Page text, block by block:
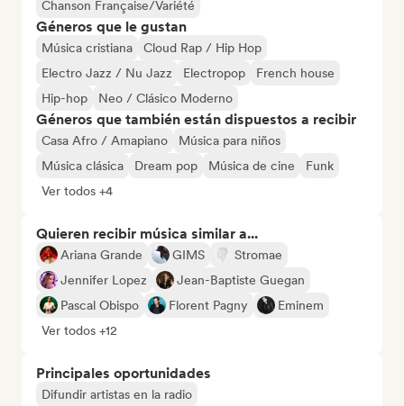
Chanson Française/Variété
Géneros que le gustan
Música cristiana
Cloud Rap / Hip Hop
Electro Jazz / Nu Jazz
Electropop
French house
Hip-hop
Neo / Clásico Moderno
Géneros que también están dispuestos a recibir
Casa Afro / Amapiano
Música para niños
Música clásica
Dream pop Música de cine
Funk
Ver todos +4
Quieren recibir música similar a...
Ariana Grande GIMS
Stromae
Jennifer Lopez
Jean-Baptiste Guegan
Pascal Obispo
Florent Pagny
Eminem
Ver todos +12
Principales oportunidades
Difundir artistas en la radio